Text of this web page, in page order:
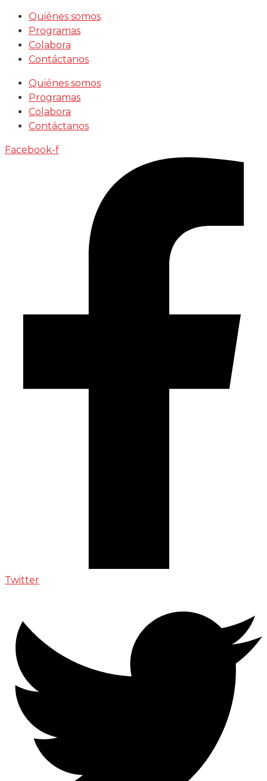
Saltar
contenido
Quiénes somos
Programas
Colabora
Contáctanos
Quiénes somos
Programas
Colabora
Contáctanos
Facebook-f
Twitter